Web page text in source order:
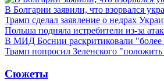
В Болгарии заявили, что взорвался
Трамп сделал заявление о недрах
Польша подняла истребители из-за
В МИД Боснии раскритиковали
Трамп попросил Зеленского
Сюжеты